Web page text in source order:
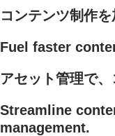
コンテンツ制作を
Fuel faster
アセット管理で
Streamline
management.